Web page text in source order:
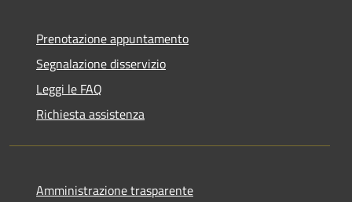
Prenotazione appuntamento
Segnalazione disservizio
Leggi le FAQ
Richiesta assistenza
Amministrazione trasparente